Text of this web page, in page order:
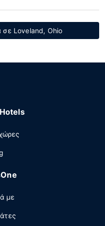
σε Loveland, Ohio
με